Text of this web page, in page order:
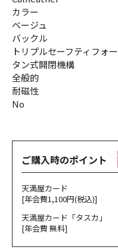
カラー
ベージュ
バックル
トリプルセーフティフォ
タン式開閉機構
全般的
耐磁性
No
ご購入時のポイント
天満屋カード
[年会費1,100円(税込)]
天満屋カード「タスカ」
[年会費 無料]